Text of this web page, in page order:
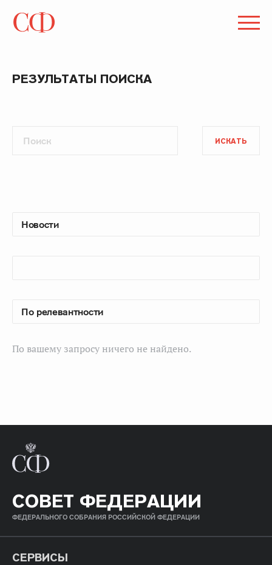
РЕЗУЛЬТАТЫ ПОИСКА
ИСКАТЬ
По вашему запросу ничего не найдено.
СОВЕТ ФЕДЕРАЦИИ
ФЕДЕРАЛЬНОГО СОБРАНИЯ РОССИЙСКОЙ ФЕДЕРАЦИИ
СЕРВИСЫ